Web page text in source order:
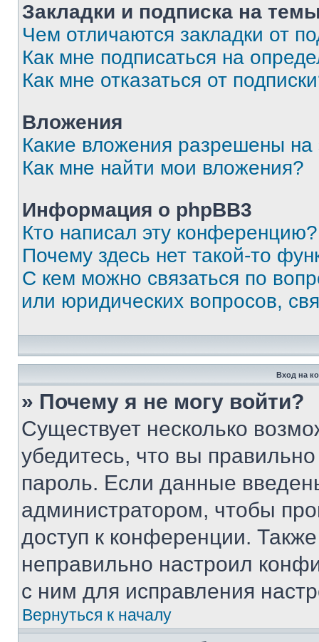
Закладки и подписка на
Чем отличаются закладки от
Как мне подписаться на
Как мне отказаться от
Вложения
Какие вложения разрешены
Как мне найти мои вложения?
Информация о phpBB3
Кто написал эту конференцию?
Почему здесь нет такой-то
С кем можно связаться по
или юридических вопросов,
Вход на
» Почему я не могу войти?
Существует несколько
убедитесь, что вы
пароль. Если данные
администратором, чтобы
доступ к конференции.
неправильно настроил
с ним для исправления
Вернуться к началу